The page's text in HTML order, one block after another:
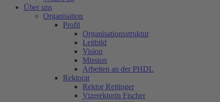
Über uns
Organisation
Profil
Organisationsstruktur
Leitbild
Vision
Mission
Arbeiten an der PHDL
Rektorat
Rektor Reitinger
Vizerektorin Fischer